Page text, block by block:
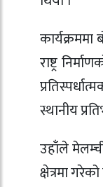
राष्ट्र
स्थानीय
उहाँले
क्षेत्रमा